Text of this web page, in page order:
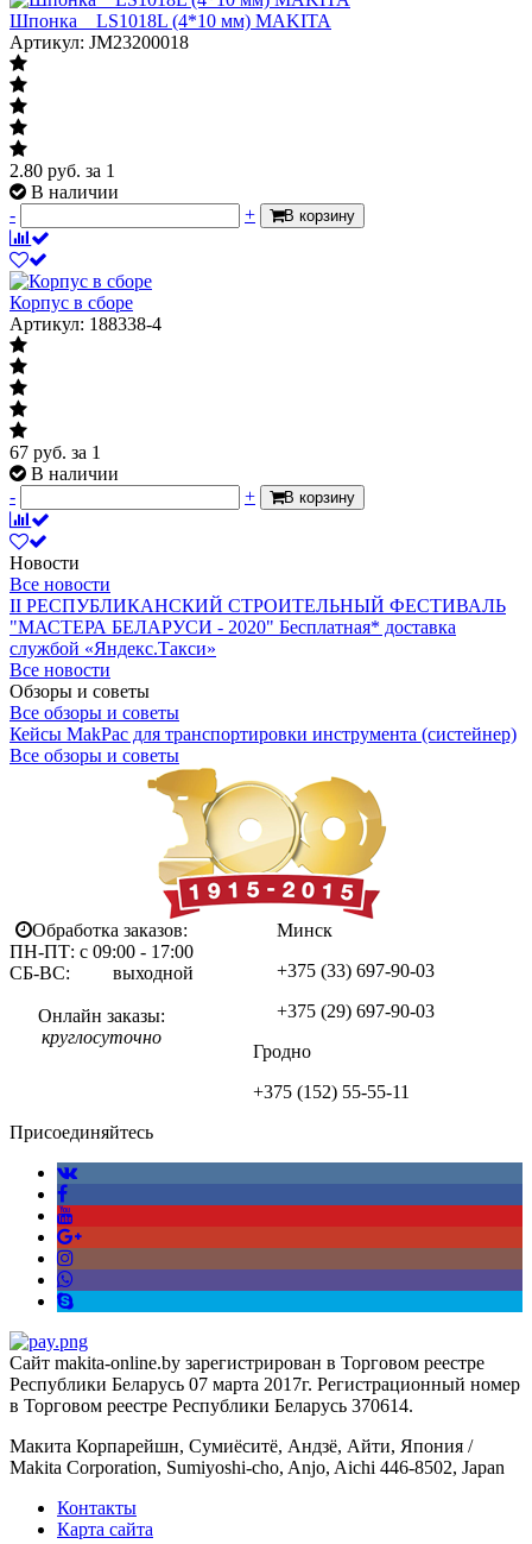
Шпонка__LS1018L (4*10 мм) MAKITA
Артикул: JM23200018
2.80 руб. за 1
В наличии
-
+ В корзину
Корпус в сборе
Артикул: 188338-4
67 руб. за 1
В наличии
-
+ В корзину
Новости
Все новости
II РЕСПУБЛИКАНСКИЙ СТРОИТЕЛЬНЫЙ ФЕСТИВАЛЬ
"МАСТЕРА БЕЛАРУСИ - 2020" Бесплатная* доставка
службой «Яндекс.Такси»
Все новости
Обзоры и советы
Все обзоры и советы
Кейсы MakPac для транспортировки инструмента (систейнер)
Все обзоры и советы
Обработка заказов:
ПН-ПТ: с 09:00 - 17:00
СБ-ВС: выходной
Онлайн заказы:
круглосуточно
Минск
+375 (33) 697-90-03
+375 (29) 697-90-03
Гродно
+375 (152) 55-55-11
Присоединяйтесь
Сайт makita-online.by зарегистрирован в Торговом реестре
Республики Беларусь 07 марта 2017г. Регистрационный номер
в Торговом реестре Республики Беларусь 370614.
Макита Корпарейшн, Сумиёситё, Андзё, Айти, Япония /
Makita Corporation, Sumiyoshi-cho, Anjo, Aichi 446-8502, Japan
Контакты
Карта сайта